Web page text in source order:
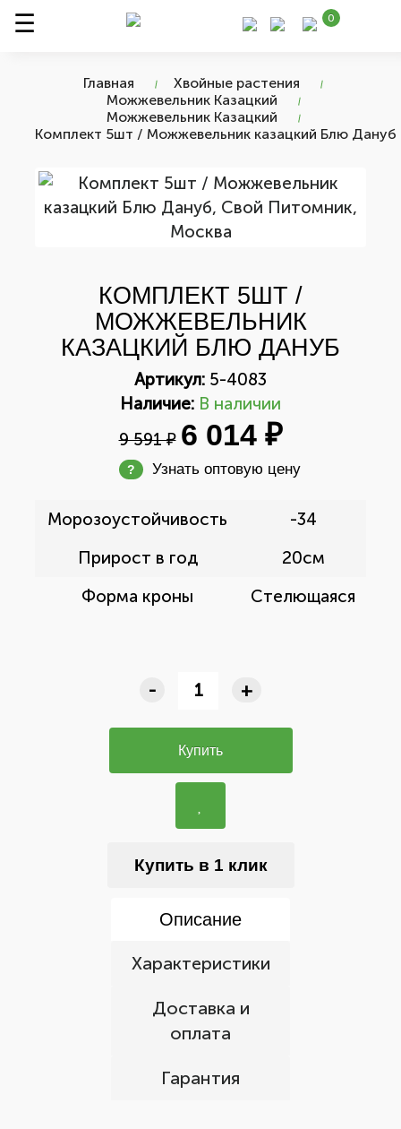
0
Главная
Хвойные растения
Можжевельник Казацкий
Можжевельник Казацкий
Комплект 5шт / Можжевельник казацкий Блю Дануб
КОМПЛЕКТ 5ШТ /
МОЖЖЕВЕЛЬНИК
КАЗАЦКИЙ БЛЮ ДАНУБ
Артикул: 5-4083
Наличие: В наличии
9 591 ₽ 6 014 ₽
? Узнать оптовую цену
Морозоустойчивость
-34
Прирост в год
20см
Форма кроны
Стелющаяся
- +
Купить
Купить в 1 клик
Описание
Характеристики
Доставка и
оплата
Гарантия